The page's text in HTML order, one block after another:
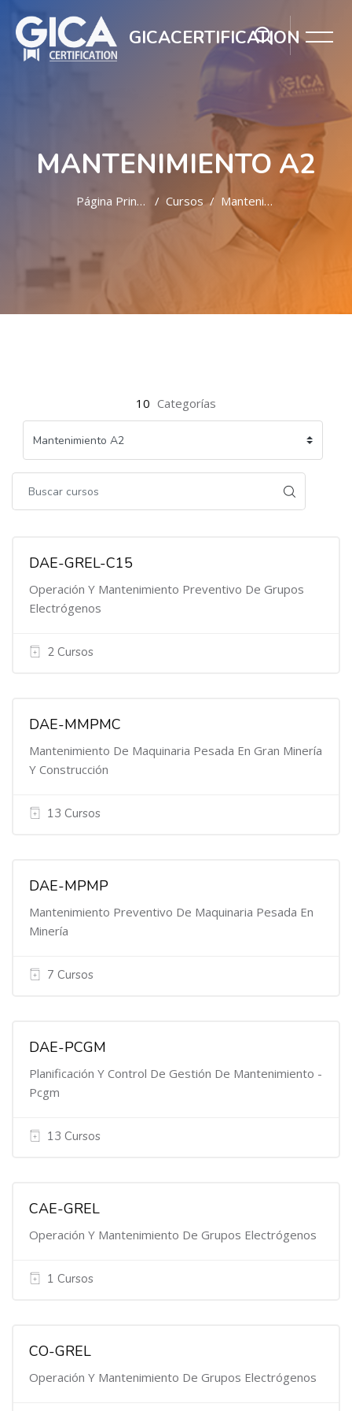
GICACERTIFICATION
MANTENIMIENTO A2
Página Principal Cursos Mantenimiento A2
10 Categorías
DAE-GREL-C15
Operación Y Mantenimiento Preventivo De Grupos
Electrógenos
2 Cursos
DAE-MMPMC
Mantenimiento De Maquinaria Pesada En Gran Minería
Y Construcción
13 Cursos
DAE-MPMP
Mantenimiento Preventivo De Maquinaria Pesada En
Minería
7 Cursos
DAE-PCGM
Planificación Y Control De Gestión De Mantenimiento -
Pcgm
13 Cursos
CAE-GREL
Operación Y Mantenimiento De Grupos Electrógenos
1 Cursos
CO-GREL
Operación Y Mantenimiento De Grupos Electrógenos